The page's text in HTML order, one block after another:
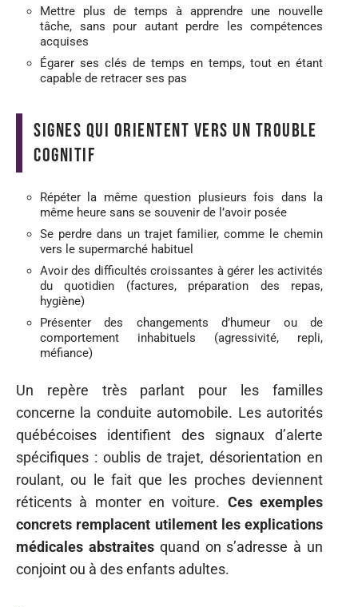
Mettre plus de temps à apprendre une nouvelle
tâche, sans pour autant perdre les compétences
acquises
Égarer ses clés de temps en temps, tout en étant
capable de retracer ses pas
Signes qui orientent vers un trouble
cognitif
Répéter la même question plusieurs fois dans la
même heure sans se souvenir de l’avoir posée
Se perdre dans un trajet familier, comme le chemin
vers le supermarché habituel
Avoir des difficultés croissantes à gérer les activités
du quotidien (factures, préparation des repas,
hygiène)
Présenter des changements d’humeur ou de
comportement inhabituels (agressivité, repli,
méfiance)
Un repère très parlant pour les familles
concerne la conduite automobile. Les autorités
québécoises identifient des signaux d’alerte
spécifiques : oublis de trajet, désorientation en
roulant, ou le fait que les proches deviennent
réticents à monter en voiture. Ces exemples
concrets remplacent utilement les explications
médicales abstraitesquand on s’adresse à un
conjoint ou à des enfants adultes.